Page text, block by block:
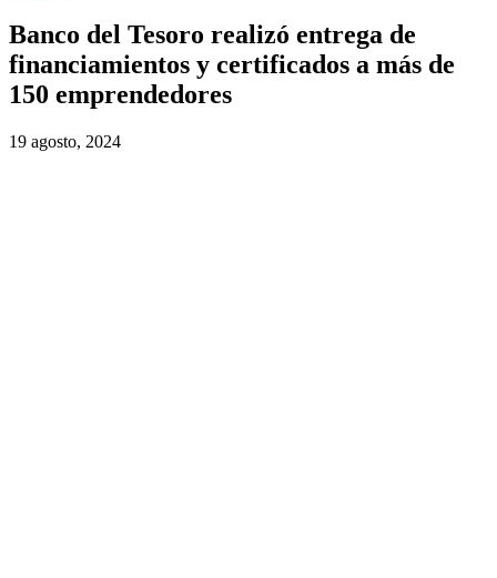
Banco del Tesoro realizó entrega de
financiamientos y certificados a más de
150 emprendedores
19 agosto, 2024